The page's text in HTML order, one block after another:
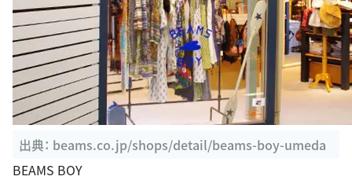
出典： beams.co.jp/shops/detail/beams-boy-umeda
BEAMS BOY